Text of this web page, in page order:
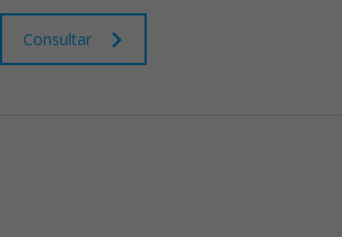
Consultar